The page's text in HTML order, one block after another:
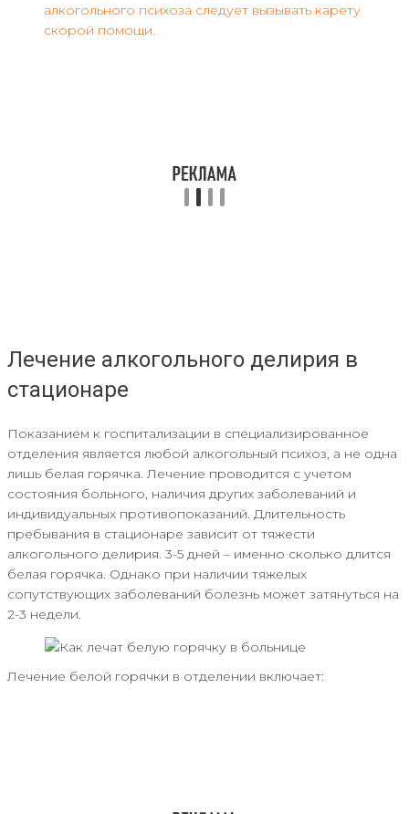
алкогольного психоза следует вызывать карету
скорой помощи.
Лечение алкогольного делирия в
стационаре
Показанием к госпитализации в специализированное
отделения является любой алкогольный психоз, а не одна
лишь белая горячка. Лечение проводится с учетом
состояния больного, наличия других заболеваний и
индивидуальных противопоказаний. Длительность
пребывания в стационаре зависит от тяжести
алкогольного делирия. 3-5 дней – именно сколько длится
белая горячка. Однако при наличии тяжелых
сопутствующих заболеваний болезнь может затянуться на
2-3 недели.
Лечение белой горячки в отделении включает: